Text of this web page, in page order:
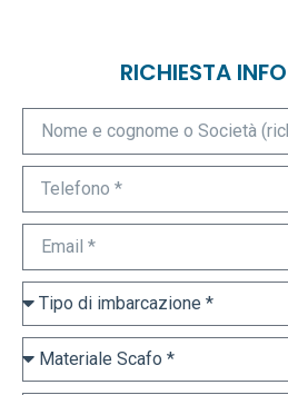
RICHIESTA